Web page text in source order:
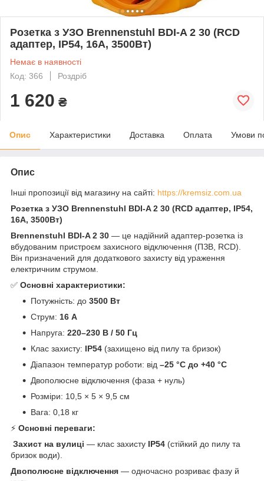
Розетка з УЗО Brennenstuhl BDI-A 2 30 (RCD
адаптер, IP54, 16А, 3500Вт)
Немає в наявності
Код: 366
Роздріб
1 620 ₴
Опис Характеристики Доставка Оплата Умови
Опис
Інші пропозиції від магазину на сайті: https://kremsiz.com.ua
Розетка з УЗО Brennenstuhl BDI-A 2 30 (RCD адаптер, IP54,
16А, 3500Вт)
Brennenstuhl BDI-A 2 30 — це надійний адаптер-розетка із
вбудованим пристроєм захисного відключення (ПЗВ, RCD).
Він призначений для додаткового захисту від ураження
електричним струмом.
✅ Основні характеристики:
Потужність: до 3500 Вт
Струм: 16 А
Напруга: 220–230 В / 50 Гц
Клас захисту: IP54 (захищено від пилу та бризок)
Діапазон температур роботи: від –25 °C до +40 °C
Двополюсне відключення (фаза + нуль)
Розміри: 10,5 × 5 × 9,5 см
Вага: 0,18 кг
⚡ Основні переваги:
Захист на вулиці — клас захисту IP54 (стійкий до пилу та
бризок води).
Двополюсне відключення — одночасно розриває фазу й